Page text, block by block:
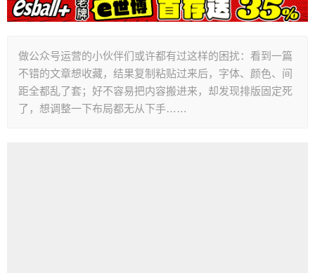
做公众号运营的小伙伴们或许都有过这样的困扰：看到一篇
不错的文章想收藏，结果复制粘贴过来后，字体、颜色、间
距全都乱了套；好不容易把内容搬进来，却发现排版固定死
了，想调整一下布局都无从下手……